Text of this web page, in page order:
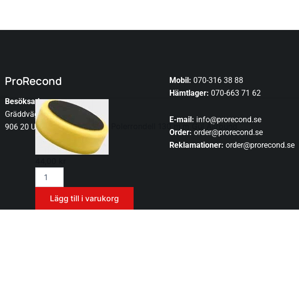
ProRecond
Besöksadress:
Gräddvägen 29
906 20 UMEÅ
Mobil: 070-316 38 88
Hämtlager: 070-663 71 62
E-mail: info@prorecond.se
Order: order@prorecond.se
Reklamationer: order@prorecond.se
Polerrondell 130 m.m Gul Allround
Polerrondell
130
m.m
Gul
Allround
Lägg till i varukorg